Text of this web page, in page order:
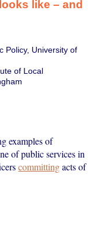
like – and
Policy, University of
of Local
examples of
of public services in
committingacts of